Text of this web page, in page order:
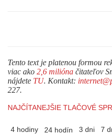
Tento text je platenou formou
viac ako 2,6 milióna čitateľov
nájdete TU. Kontakt:
227.
NAJČÍTANEJŠIE TLAČOVÉ
4 hodiny 24 hodín 3 dni 7